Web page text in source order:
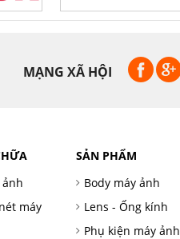
MẠNG XÃ HỘI
máy
SẢN PHẨM
Body máy ảnh
Lens - Ống kính
Phụ kiện máy ảnh